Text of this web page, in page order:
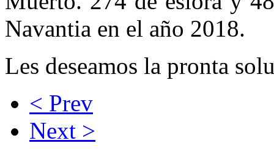
Navantia en el año 2018.
Les deseamos la pronta
< Prev
Next >